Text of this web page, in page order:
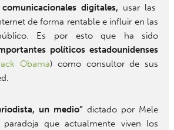
digitales, usar las
de forma rentable e influir en las
Es por esto que ha sido
políticos estadounidenses
Obama) como consultor de sus
un medio”dictado por Mele
que actualmente viven los